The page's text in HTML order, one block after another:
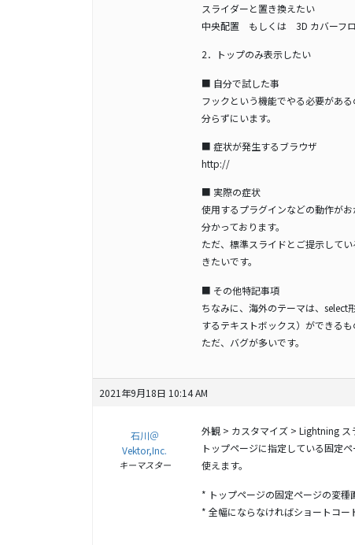
スライダーと置き換えたい
中央配置 もしくは 3D カバーフ
2．トップのみ表示したい
■ 自分で試した事
フックという機能でやる必要があ
分らずにいます。
■ 症状が発生するブラウザ
http://
■ 実際の症状
使用するプラグインなどの動作が
分かっております。
ただ、標準スライドとご提示して
きたいです。
■ その他特記事項
ちなみに、海外のテーマは、select
するテキストボックス）ができる
ただ、バグが多いです。
2021年9月18日 10:14 AM
石川＠
Vektor,Inc.
キーマスター
外観 > カスタマイズ > Lightning
トップページに指定している固定
使えます。
* トップページの固定ページの変
* 全幅にならなければショートコ